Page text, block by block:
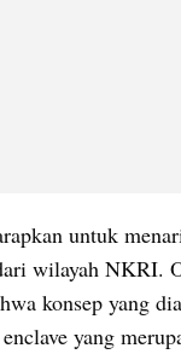
untuk
wilayah NKRI.
konsep yang
yang